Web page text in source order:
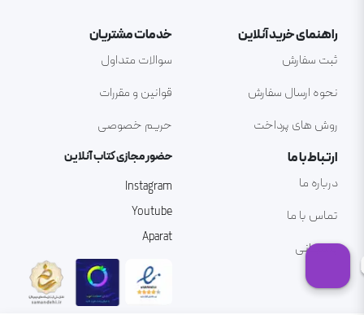
راهنمای خرید آنلاین
ثبت سفارش
نحوه ارسال سفارش
روش های پرداخت
خدمات مشتریان
سوالات متداول
قوانین و مقررات
حریم خصوصی
ارتباط با ما
درباره ما
تماس با ما
پشتیبانی
حضور مجازی کتاب آنلاین
Instagram
Youtube
Aparat